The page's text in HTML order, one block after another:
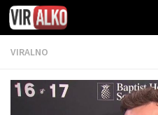
VIRALNO